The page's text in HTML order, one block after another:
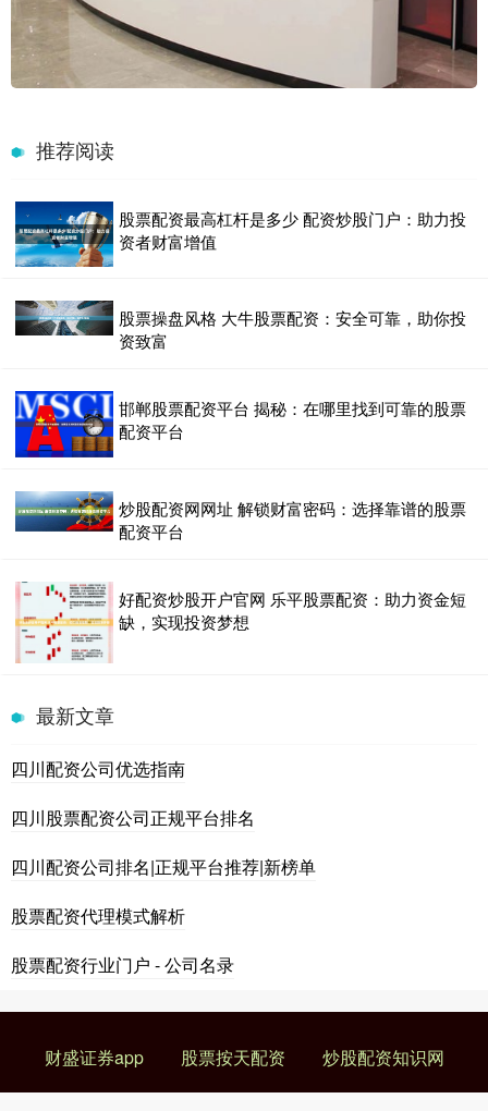
推荐阅读
股票配资最高杠杆是多少 配资炒股门户：助力投
资者财富增值
股票操盘风格 大牛股票配资：安全可靠，助你投
资致富
邯郸股票配资平台 揭秘：在哪里找到可靠的股票
配资平台
炒股配资网网址 解锁财富密码：选择靠谱的股票
配资平台
好配资炒股开户官网 乐平股票配资：助力资金短
缺，实现投资梦想
最新文章
四川配资公司优选指南
四川股票配资公司正规平台排名
四川配资公司排名|正规平台推荐|新榜单
股票配资代理模式解析
股票配资行业门户 - 公司名录
财盛证券app 股票按天配资 炒股配资知识网